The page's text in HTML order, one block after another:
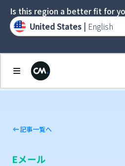
記事一覧へ
Eメール
Is this region a better fit for
United States | English